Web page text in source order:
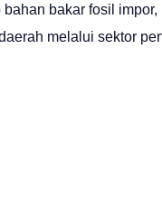
bakar fosil
melalui sektor